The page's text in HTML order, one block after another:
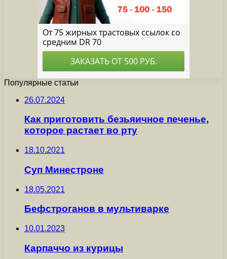
Популярные статьи
26.07.2024
Как приготовить безьяичное печенье,
которое растает во рту
18.10.2021
Суп Минестроне
18.05.2021
Бефстроганов в мультиварке
10.01.2023
Карпаччо из курицы